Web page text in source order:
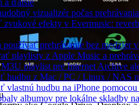
a ďalšie
vizualizér počas
efekty v Evermusic:
prehrávanie bez medzier
playlisty z Apple Music a
playlist pre Internet Archive
hudbu z Mac / PC / Linux / NAS
vlastnú hudbu na iPhone
albumov pre lokálne skladby